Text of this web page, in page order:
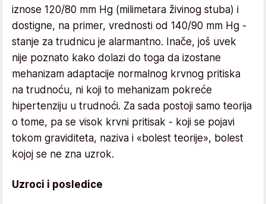
iznose 120/80 mm Hg (milimetara živinog stuba) i
dostigne, na primer, vrednosti od 140/90 mm Hg -
stanje za trudnicu je alarmantno. Inače, još uvek
nije poznato kako dolazi do toga da izostane
mehanizam adaptacije normalnog krvnog pritiska
na trudnoću, ni koji to mehanizam pokreće
hipertenziju u trudnoći. Za sada postoji samo teorija
o tome, pa se visok krvni pritisak - koji se pojavi
tokom graviditeta, naziva i «bolest teorije», bolest
kojoj se ne zna uzrok.
Uzroci i posledice